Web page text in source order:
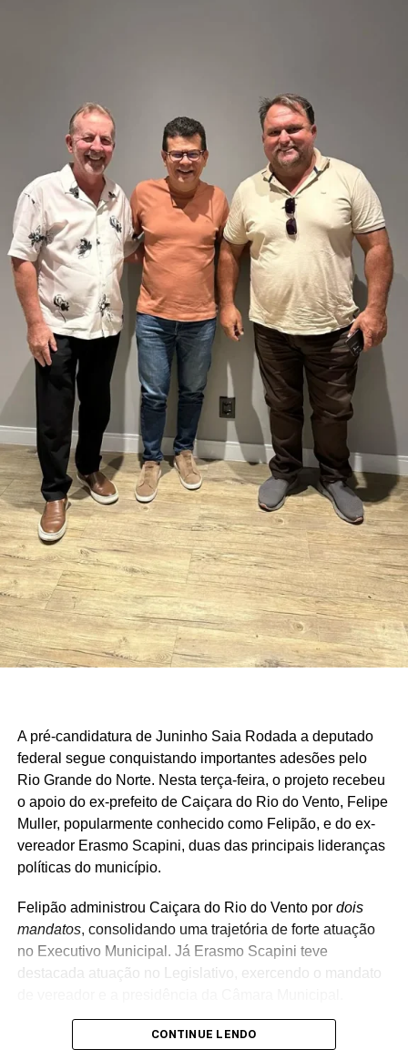
uma representação federal alinhada às prioridades dos
municípios potiguares.
A pré-candidatura de Juninho Saia Rodada a deputado
federal segue conquistando importantes adesões pelo
Rio Grande do Norte. Nesta terça-feira, o projeto recebeu
o apoio do ex-prefeito de Caiçara do Rio do Vento, Felipe
Muller, popularmente conhecido como Felipão, e do ex-
vereador Erasmo Scapini, duas das principais lideranças
políticas do município.
Felipão administrou Caiçara do Rio do Vento por dois
mandatos, consolidando uma trajetória de forte atuação
no Executivo Municipal. Já Erasmo Scapini teve
destacada atuação no Legislativo, exercendo o mandato
A adesão das duas lideranças representa um importante
CONTINUE LENDO